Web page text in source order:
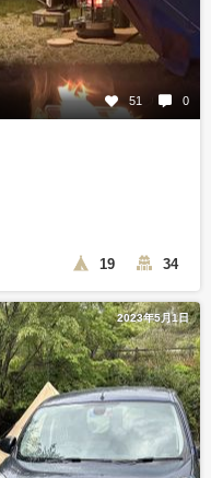
51 0
19 34
2023年5月1日